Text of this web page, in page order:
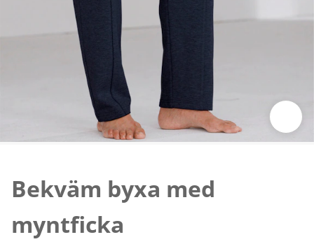
Bekväm byxa med
myntficka